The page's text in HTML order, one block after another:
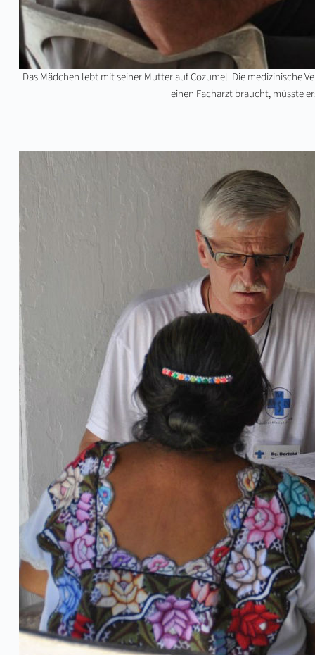
Das Mädchen lebt mit seiner Mutter auf Cozumel. Die medizinische
einen Facharzt braucht, müsste